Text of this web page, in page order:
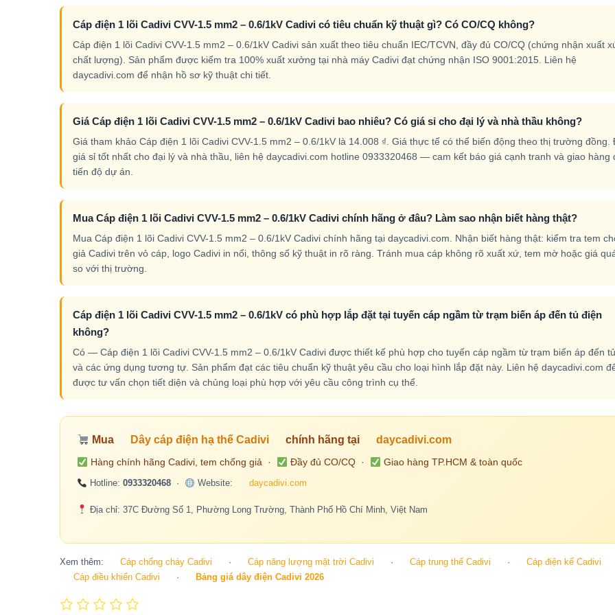
Cáp điện 1 lõi Cadivi CVV-1.5 mm2 – 0.6/1kV Cadivi có tiêu chuẩn kỹ thuật gì? Có CO/CQ không?
Cáp điện 1 lõi Cadivi CVV-1.5 mm2 – 0.6/1kV Cadivi sản xuất theo tiêu chuẩn IEC/TCVN, đầy đủ CO/CQ (chứng nhận xuất
chất lượng). Sản phẩm được kiểm tra 100% xuất xưởng tại nhà máy Cadivi đạt chứng nhận ISO 9001:2015. Liên hệ
daycadivi.com để nhận hồ sơ kỹ thuật chi tiết.
Giá Cáp điện 1 lõi Cadivi CVV-1.5 mm2 – 0.6/1kV Cadivi bao nhiêu? Có giá sỉ cho đại lý và nhà thầu không?
Giá tham khảo Cáp điện 1 lõi Cadivi CVV-1.5 mm2 – 0.6/1kV là 14.008 ₫. Giá thực tế có thể biến động theo thị trường đồng.
giá sỉ tốt nhất cho đại lý và nhà thầu, liên hệ daycadivi.com hotline 0933320468 — cam kết báo giá cạnh tranh và giao hàng
tiến độ dự án.
Mua Cáp điện 1 lõi Cadivi CVV-1.5 mm2 – 0.6/1kV Cadivi chính hãng ở đâu? Làm sao nhận biết hàng thật?
Mua Cáp điện 1 lõi Cadivi CVV-1.5 mm2 – 0.6/1kV Cadivi chính hãng tại daycadivi.com. Nhận biết hàng thật: kiểm tra tem
giả Cadivi trên vỏ cáp, logo Cadivi in nổi, thông số kỹ thuật in rõ ràng. Tránh mua cáp không rõ xuất xứ, tem mờ hoặc giá
so với thị trường.
Cáp điện 1 lõi Cadivi CVV-1.5 mm2 – 0.6/1kV có phù hợp lắp đặt tại tuyến cáp ngầm từ trạm biến áp đến tủ điện
không?
Có — Cáp điện 1 lõi Cadivi CVV-1.5 mm2 – 0.6/1kV Cadivi được thiết kế phù hợp cho tuyến cáp ngầm từ trạm biến áp đến
và các ứng dụng tương tự. Sản phẩm đạt các tiêu chuẩn kỹ thuật yêu cầu cho loại hình lắp đặt này. Liên hệ daycadivi.com
được tư vấn chọn tiết diện và chủng loại phù hợp với yêu cầu công trình cụ thể.
Mua Dây cáp điện hạ thế Cadivi chính hãng tại daycadivi.com
Hàng chính hãng Cadivi, tem chống giả · Đầy đủ CO/CQ · Giao hàng TP.HCM & toàn quốc
Hotline: 0933320468· Website: daycadivi.com
Địa chỉ: 37C Đường Số 1, Phường Long Trường, Thành Phố Hồ Chí Minh, Việt Nam
Xem thêm: Cáp chống cháy Cadivi · Cáp năng lượng mặt trời Cadivi · Cáp trung thế Cadivi · Cáp điện kế Cadivi
Cáp điều khiển Cadivi
· Bảng giá dây điện Cadivi 2026